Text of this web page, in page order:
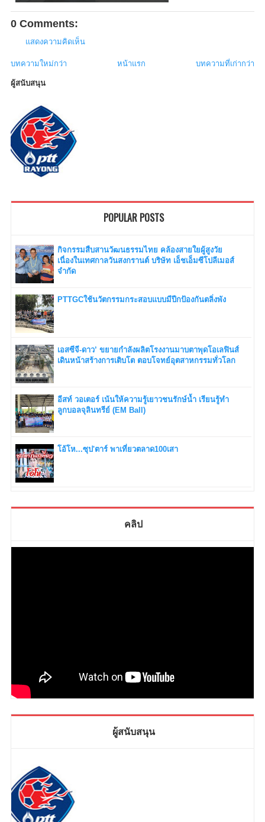
0 Comments:
แสดงความคิดเห็น
บทความใหม่กว่า บทความที่เก่ากว่า
หน้าแรก
ผู้สนับสนุน
POPULAR POSTS
กิจกรรมสืบสานวัฒนธรรมไทย คล้องสายใยผู้สูงวัย
เนื่องในเทศกาลวันสงกรานต์ บริษัท เอ็ชเอ็มซีโปลีเมอส์
จำกัด
PTTGCใช้นวัตกรรมกระสอบแบบมีปีกป้องกันตลิ่งพัง
เอสซีจี-ดาว’ ขยายกำลังผลิตโรงงานมาบตาพุดโอเลฟินส์
เดินหน้าสร้างการเติบโต ตอบโจทย์อุตสาหกรรมทั่วโลก
อีสท์ วอเตอร์ เน้นให้ความรู้เยาวชนรักษ์น้ำ เรียนรู้ทำ
ลูกบอลจุลินทรีย์ (EM Ball)
โอ้โห...ซุป'ตาร์ พาเที่ยวตลาด100เสา
คลิป
ผู้สนับสนุน